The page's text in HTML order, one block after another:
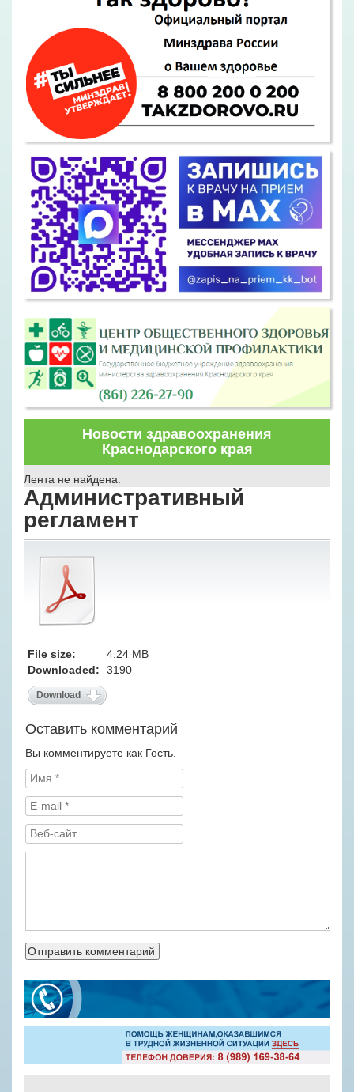
Новости здравоохранения
Краснодарского края
Лента не найдена.
Административный
регламент
File size:
4.24 MB
Downloaded:
3190
Download
Оставить комментарий
Вы комментируете как Гость.